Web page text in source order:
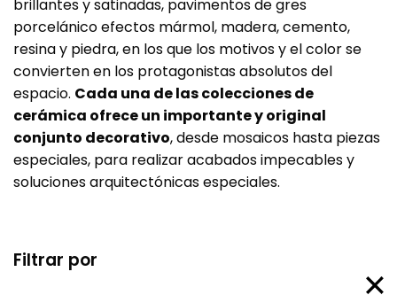
brillantes y satinadas, pavimentos de gres
porcelánico efectos mármol, madera, cemento,
resina y piedra, en los que los motivos y el color se
convierten en los protagonistas absolutos del
espacio. Cada una de las colecciones de
cerámica ofrece un importante y original
conjunto decorativo, desde mosaicos hasta piezas
especiales, para realizar acabados impecables y
soluciones arquitectónicas especiales.
Filtrar por